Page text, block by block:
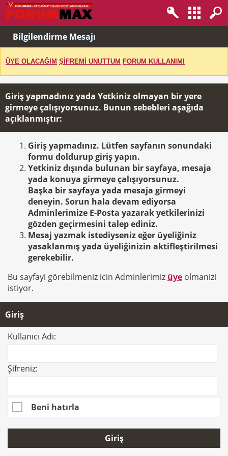
Bilgilendirme Mesajı
ÜYE OLACAĞIM ŞİFREMİ UNUTTUM FORUM KULLANIMI
Giriş yapmadınız yada Yetkiniz olmayan bir yere
girmeye çalışıyorsunuz. Bunun sebebleri aşağıda
açıklanmıştır:
Giriş yapmadınız. Lütfen sayfanın sonundaki
formu doldurup giriş yapın.
Yetkiniz dışında bulunan bir sayfaya, mesaja
yada konuya girmeye çalışıyorsunuz.
Başka bir sayfaya yada mesaja girmeyi
deneyin. Sorun hala devam ediyorsa
Adminlerimize E-Posta yazarak yetkilerinizi
gözden geçirmesini talep ediniz.
Mesaj yazmak istediyseniz eğer üyeliğiniz
yasaklanmış yada üyeliğinizin aktifleştirilmesi
gerekebilir.
Bu sayfayi görebilmeniz icin Adminlerimiz üye olmanizi
istiyor.
Giriş
Kullanıcı Adı:
Şifreniz:
Beni hatırla
Giriş